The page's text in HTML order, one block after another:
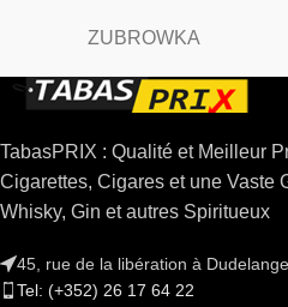
ZUBROWKA
TabasPRIX : Qualité et Meilleur
Cigarettes, Cigares et une Vaste
Whisky, Gin et autres Spiritueux
45, rue de la libération à Dudelange
Tel: (+352) 26 17 64 22